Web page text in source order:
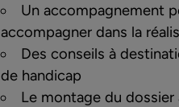
Un accompagnement
accompagner dans la
Des conseils à
de handicap
Le montage du